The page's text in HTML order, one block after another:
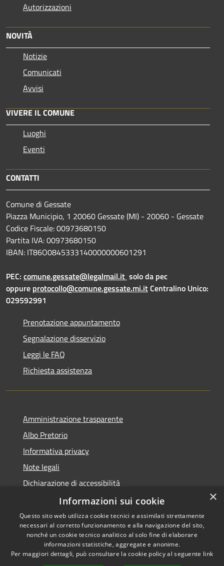
Autorizzazioni
NOVITÀ
Notizie
Comunicati
Avvisi
VIVERE IL COMUNE
Luoghi
Eventi
CONTATTI
Comune di Gessate
Piazza Municipio, 1 20060 Gessate (MI) - 20060 - Gessate
Codice Fiscale: 00973680150
Partita IVA: 00973680150
IBAN: IT86O0845333140000000601291
PEC: comune.gessate@legalmail.it solo da pec
oppure protocollo@comune.gessate.mi.itCentralino Unico:
029592991
Prenotazione appuntamento
Segnalazione disservizio
Leggi le FAQ
Richiesta assistenza
Amministrazione trasparente
Albo Pretorio
Informativa privacy
Note legali
Dichiarazione di accessibilità
Dichiarazione di accessibilità dal 2025
RSS
Accessibilità
Copyright © 2026 • Comune di
Gessate • Powered by
×
Informazioni sui cookie
Questo sito web utilizza cookie tecnici e assimilati strettamente
necessari al corretto funzionamento e alla navigazione del sito,
nonché un cookie tecnico analitico al solo fine di elaborare
informazioni statistiche, aggregate e anonime.
Per maggiori dettagli, può consultare la cookie policy al seguente link